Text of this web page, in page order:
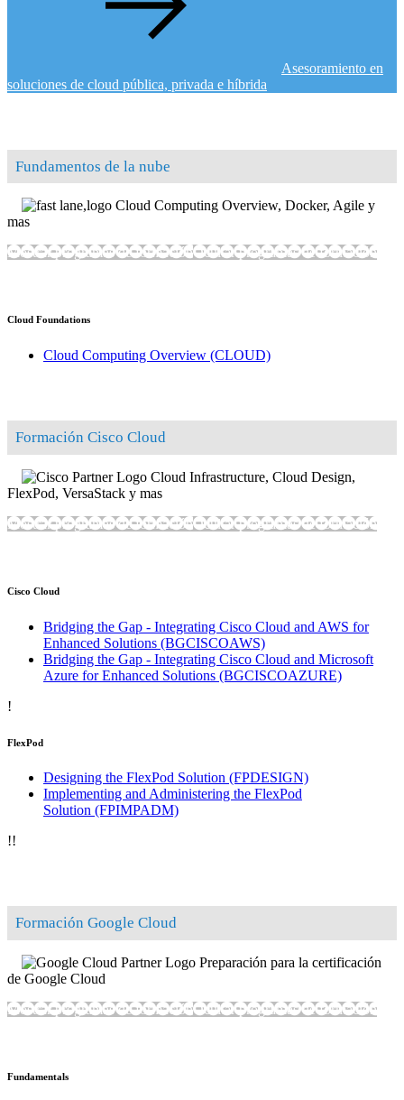
Asesoramiento en
soluciones de cloud pública, privada e híbrida
Fundamentos de la nube
Cloud Computing Overview, Docker, Agile y
mas
Mostrar programas de formaciónOcultar programas de formación
Cloud Foundations
Cloud Computing Overview (CLOUD)
Formación Cisco Cloud
Cloud Infrastructure, Cloud Design,
FlexPod, VersaStack y mas
Mostrar programas de formaciónOcultar programas de formación
Cisco Cloud
Bridging the Gap - Integrating Cisco Cloud and AWS for
Enhanced Solutions (BGCISCOAWS)
Bridging the Gap - Integrating Cisco Cloud and Microsoft
Azure for Enhanced Solutions (BGCISCOAZURE)
!
FlexPod
Designing the FlexPod Solution (FPDESIGN)
Implementing and Administering the FlexPod
Solution (FPIMPADM)
!!
Formación Google Cloud
Preparación para la certificación
de Google Cloud
Mostrar programas de formaciónOcultar programas de formación
Fundamentals